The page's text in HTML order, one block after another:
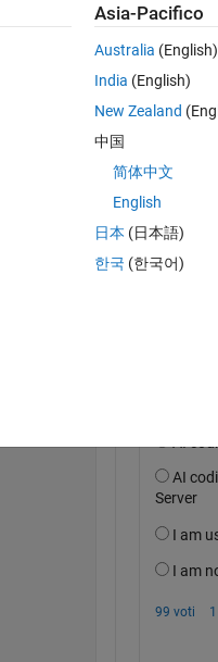
0 voti
Richiesto:
il 10 Mar
Asia-Pacifico
Australia (English)
India (English)
New Zealand
中国
简体中文
English
日本 (日本語)
한국 (한국어)